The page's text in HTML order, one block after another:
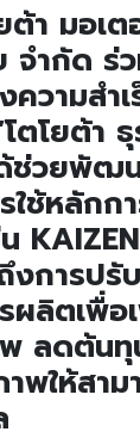
ต้า มอเต
จำกัด ร่
ความสำ
ตโยต้า
วยพัฒน
ใช้หลักก
งการปรั
ผลิตเพื่อ
ลดต้น
พให้สาม